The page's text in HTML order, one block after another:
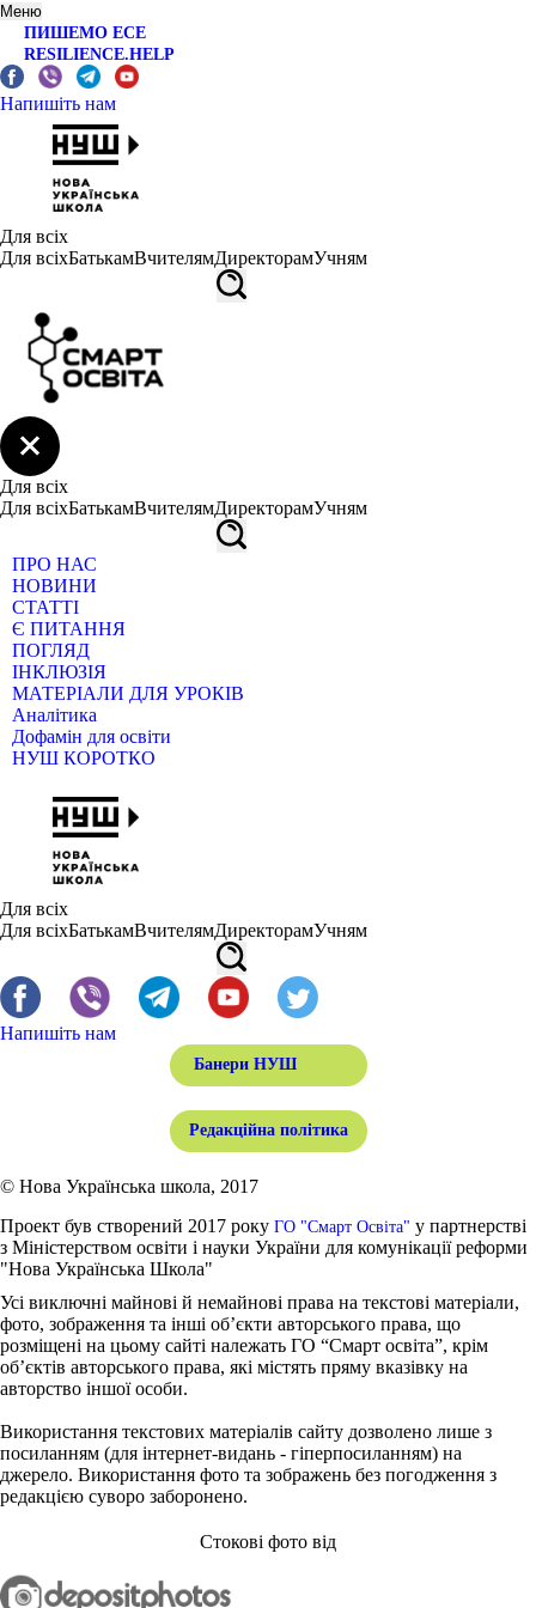
Меню
ПИШЕМО ЕСЕ
RESILIENCE.HELP
Напишіть нам
Для всіх
Для всіхБатькамВчителямДиректорамУчням
Для всіх
Для всіхБатькамВчителямДиректорамУчням
ПРО НАС
НОВИНИ
СТАТТІ
Є ПИТАННЯ
ПОГЛЯД
ІНКЛЮЗІЯ
МАТЕРІАЛИ ДЛЯ УРОКІВ
Аналітика
Дофамін для освіти
НУШ КОРОТКО
Для всіх
Для всіхБатькамВчителямДиректорамУчням
Напишіть нам
Банери НУШ
Редакційна політика
© Нова Українська школа, 2017
Проект був створений 2017 року ГО "Смарт Освіта" у партнерстві
з Міністерством освіти і науки України для комунікації реформи
"Нова Українська Школа"
Усі виключні майнові й немайнові права на текстові матеріали,
фото, зображення та інші об’єкти авторського права, що
розміщені на цьому сайті належать ГО “Смарт освіта”, крім
об’єктів авторського права, які містять пряму вказівку на
авторство іншої особи.
Використання текстових матеріалів сайту дозволено лише з
посиланням (для інтернет-видань - гіперпосиланням) на
джерело. Використання фото та зображень без погодження з
редакцією суворо заборонено.
Стокові фото від